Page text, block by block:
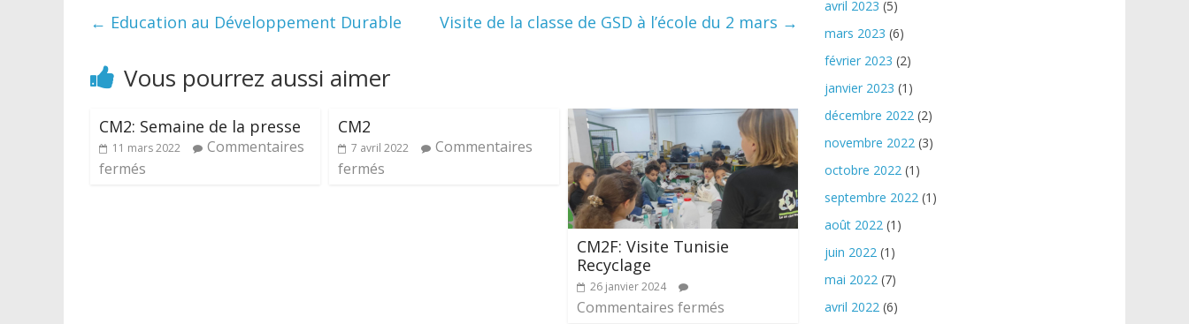
← Education au Développement Durable Visite de la classe de GSD à l’école du 2 mars →
Vous pourrez aussi aimer
CM2: Semaine de la presse
11 mars 2022
Commentaires
fermés
CM2
7 avril 2022
Commentaires
fermés
CM2F: Visite Tunisie
Recyclage
26 janvier 2024
Commentaires fermés
avril 2023 (5)
mars 2023 (6)
février 2023 (2)
janvier 2023 (1)
décembre 2022 (2)
novembre 2022 (3)
octobre 2022 (1)
septembre 2022 (1)
août 2022 (1)
juin 2022 (1)
mai 2022 (7)
avril 2022 (6)